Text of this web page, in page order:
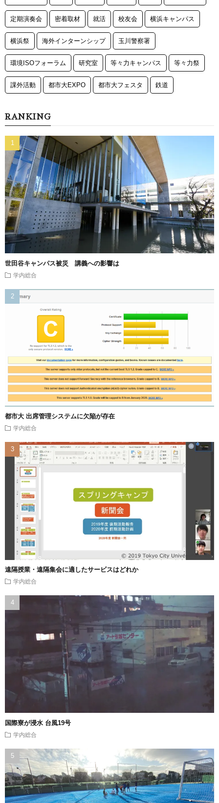
定期演奏会 密着取材 就活 校友会 横浜キャンパス
横浜祭 海外インターンシップ 玉川警察署
環境ISOフォーラム 研究室 等々力キャンパス 等々力祭
課外活動 都市大EXPO 都市大フェスタ 鉄道
RANKING
世田谷キャンパス被災 講義への影響は
学内総合
都市大 出席管理システムに欠陥が存在
学内総合
遠隔授業・遠隔集会に適したサービスはどれか
学内総合
国際寮が浸水 台風19号
学内総合